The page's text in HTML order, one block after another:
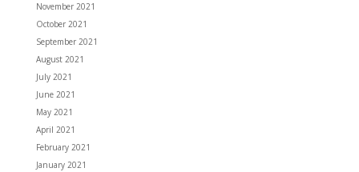
November 2021
October 2021
September 2021
August 2021
July 2021
June 2021
May 2021
April 2021
February 2021
January 2021